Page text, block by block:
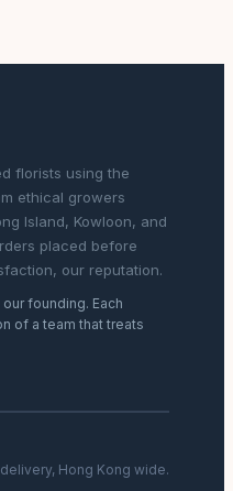
florists using the
ethical growers
Island, Kowloon, and
placed before
our reputation.
founding. Each
of a team that treats
Hong Kong wide.